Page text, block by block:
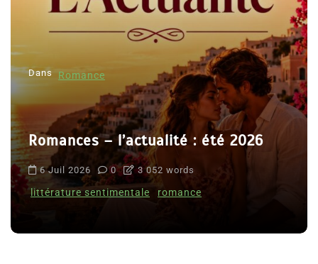
Dans Romance
Romances – l’actualité : été 2026
6 Juil 2026 0 3 052 words
littérature sentimentale romance